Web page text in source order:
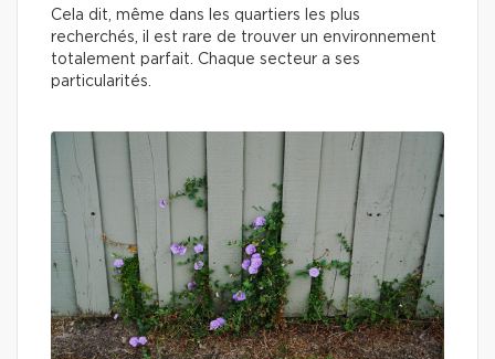
Cela dit, même dans les quartiers les plus
recherchés, il est rare de trouver un environnement
totalement parfait. Chaque secteur a ses
particularités.